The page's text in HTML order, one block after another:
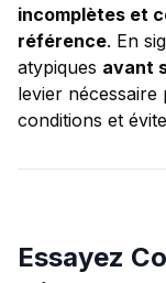
incomplètes et
référence. En
atypiques avant
levier
conditions et
Essayez